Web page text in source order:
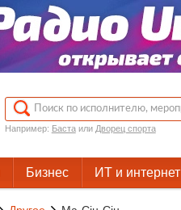
Например: Бастаили Дворец спорта
Бизнес ИТ и интернет